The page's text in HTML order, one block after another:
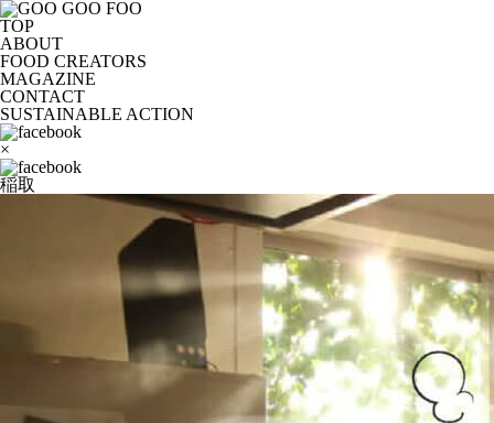
TOP
ABOUT
FOOD CREATORS
MAGAZINE
CONTACT
SUSTAINABLE ACTION
×
稲取